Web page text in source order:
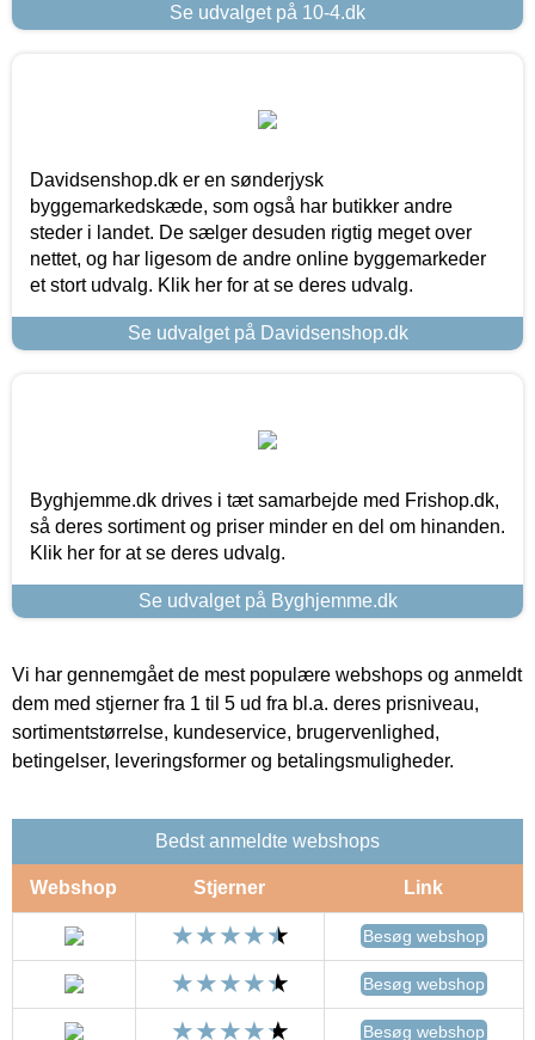
Se udvalget på 10-4.dk
Davidsenshop.dk er en sønderjysk
byggemarkedskæde, som også har butikker andre
steder i landet. De sælger desuden rigtig meget over
nettet, og har ligesom de andre online byggemarkeder
et stort udvalg. Klik her for at se deres udvalg.
Se udvalget på Davidsenshop.dk
Byghjemme.dk drives i tæt samarbejde med Frishop.dk,
så deres sortiment og priser minder en del om hinanden.
Klik her for at se deres udvalg.
Se udvalget på Byghjemme.dk
Vi har gennemgået de mest populære webshops og anmeldt
dem med stjerner fra 1 til 5 ud fra bl.a. deres prisniveau,
sortimentstørrelse, kundeservice, brugervenlighed,
betingelser, leveringsformer og betalingsmuligheder.
Bedst anmeldte webshops
Webshop Stjerner Link
Besøg webshop
Besøg webshop
Besøg webshop